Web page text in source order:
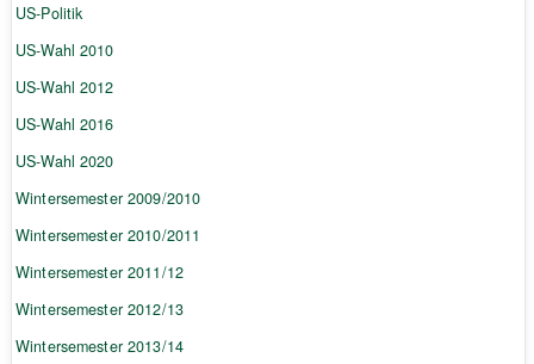
US-Politik
US-Wahl 2010
US-Wahl 2012
US-Wahl 2016
US-Wahl 2020
Wintersemester 2009/2010
Wintersemester 2010/2011
Wintersemester 2011/12
Wintersemester 2012/13
Wintersemester 2013/14